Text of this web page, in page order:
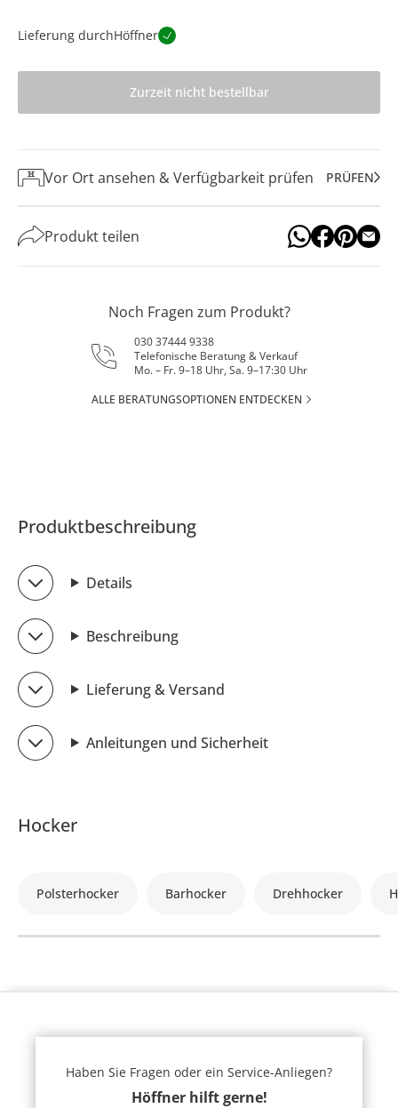
Lieferung durchHöffner
Zurzeit nicht bestellbar
Vor Ort ansehen & Verfügbarkeit prüfen PRÜFEN
Produkt teilen
Noch Fragen zum Produkt?
030 37444 9338
Telefonische Beratung & Verkauf
Mo. – Fr. 9–18 Uhr, Sa. 9–17:30 Uhr
ALLE BERATUNGSOPTIONEN ENTDECKEN
Produktbeschreibung
Details
Beschreibung
Lieferung & Versand
Anleitungen und Sicherheit
Hocker
Polsterhocker Barhocker Drehhocker
Haben Sie Fragen oder ein Service-Anliegen?
Höffner hilft gerne!